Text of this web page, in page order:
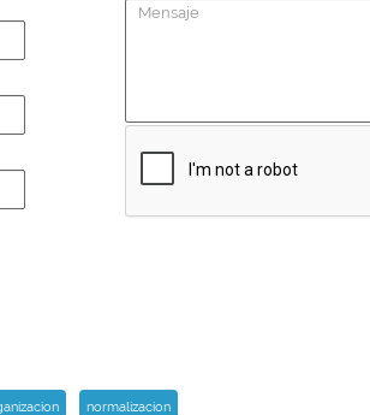
normalizacion